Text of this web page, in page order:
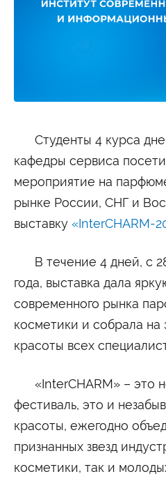
Студенту
Фотогалерея
Второе высшее
Формы обучения
Очная форма обучения
Очно-
Мероприятия
Дни открытых дверей
Выездные студенческие
Университетские субботы
Контакты
+7 (495) 795-00-11 +7
Подписаться на нас
 
Министерство науки и
Студенты 4 курса
кафедры сервиса
мероприятие на
рынке России, СНГ и
выставку «InterCHARM-
В течение 4 дней, с
года, выставка дала
современного рынка
косметики и собрала на
красоты всех
«InterCHARM» – это
фестиваль, это и
красоты, ежегодно
признанных звезд
косметики, так и